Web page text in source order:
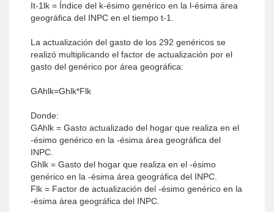
It-1lk = Índice del k-ésimo genérico en la l-ésima área
geográfica del INPC en el tiempo t-1.
La actualización del gasto de los 292 genéricos se
realizó multiplicando el factor de actualización por el
gasto del genérico por área geográfica:
GAhlk=Ghlk*Flk
Donde:
GAhlk = Gasto actualizado del hogar que realiza en el
-ésimo genérico en la -ésima área geográfica del
INPC.
Ghlk = Gasto del hogar que realiza en el -ésimo
genérico en la -ésima área geográfica del INPC.
Flk = Factor de actualización del -ésimo genérico en la
-ésima área geográfica del INPC.